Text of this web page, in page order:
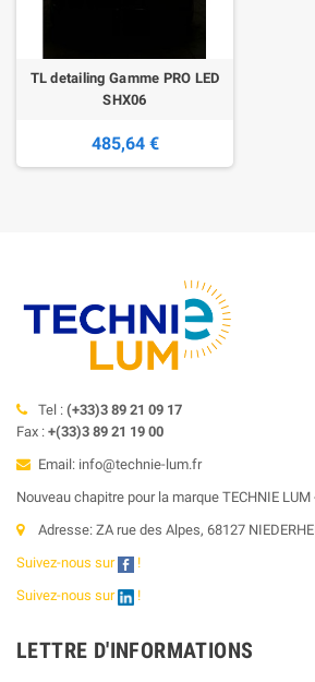
TL detailing Gamme PRO LED
SHX06
485,64 €
Tel : (+33)3 89 21 09 17
Fax : +(33)3 89 21 19 00
Email: info@technie-lum.fr
Nouveau chapitre pour la marque TECHNIE
Adresse: ZA rue des Alpes, 68127
Suivez-nous sur
!
Suivez-nous sur
!
LETTRE D'INFORMATIONS